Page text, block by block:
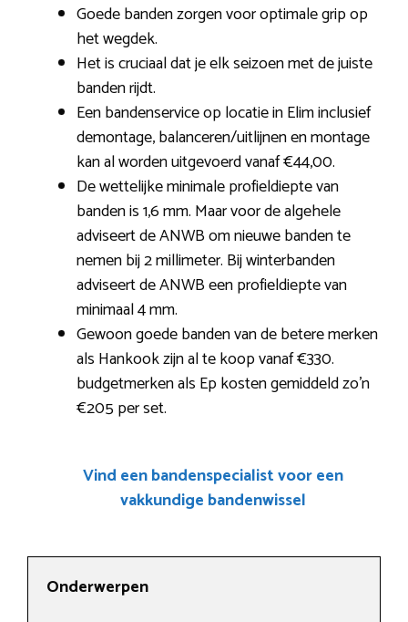
Goede banden zorgen voor optimale grip op
het wegdek.
Het is cruciaal dat je elk seizoen met de juiste
banden rijdt.
Een bandenservice op locatie in Elim inclusief
demontage, balanceren/uitlijnen en montage
kan al worden uitgevoerd vanaf €44,00.
De wettelijke minimale profieldiepte van
banden is 1,6 mm. Maar voor de algehele
adviseert de ANWB om nieuwe banden te
nemen bij 2 millimeter. Bij winterbanden
adviseert de ANWB een profieldiepte van
minimaal 4 mm.
Gewoon goede banden van de betere merken
als Hankook zijn al te koop vanaf €330.
budgetmerken als Ep kosten gemiddeld zo’n
€205 per set.
Vind een bandenspecialist voor een
vakkundige bandenwissel
Onderwerpen